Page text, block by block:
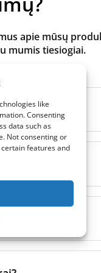
like
Consenting
data such as
Not consenting or
features and
apie mūsų
mumis tiesiogiai.
prekės ženklo
Jie laikosi
atitinkantys
partneriais
veikimą.
yra pigesni –
standartai. Nors jų
naudojami
kaip G4, M5, F7 ir
sulaikant tam tikro
ir naminių gyvūnų